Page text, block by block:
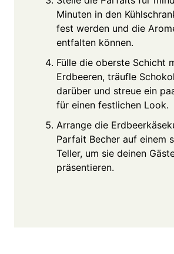
Minuten in den
fest werden und die
entfalten können.
Fülle die oberste Schicht
Erdbeeren, träufle
darüber und streue ein
für einen festlichen Look.
Arrange die
Parfait Becher auf einem
Teller, um sie deinen
präsentieren.